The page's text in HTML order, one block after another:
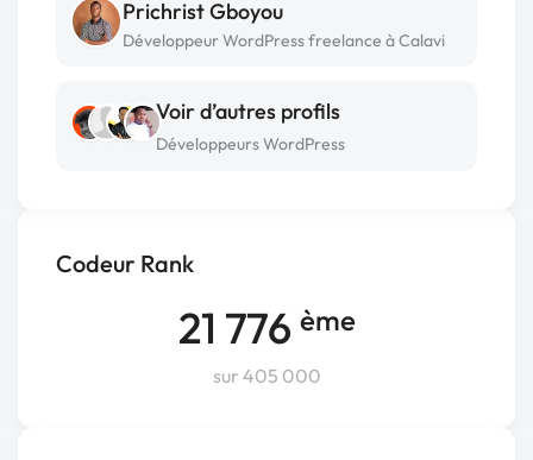
Codeur Rank
21 776 ème
sur 405 000
Prichrist Gboyou
Développeur WordPress freelance à Calavi
Voir d’autres profils
Développeurs WordPress